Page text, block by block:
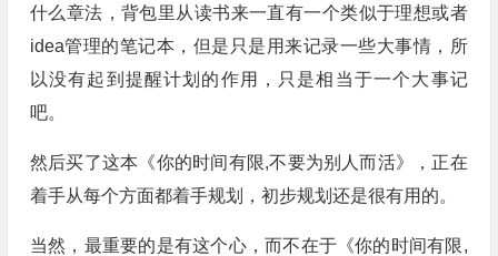
什么章法，背包里从读书来一直有一个类似于理想或者
idea管理的笔记本，但是只是用来记录一些大事情，所
以没有起到提醒计划的作用，只是相当于一个大事记
吧。
然后买了这本《你的时间有限,不要为别人而活》，正在
着手从每个方面都着手规划，初步规划还是很有用的。
当然，最重要的是有这个心，而不在于《你的时间有限,